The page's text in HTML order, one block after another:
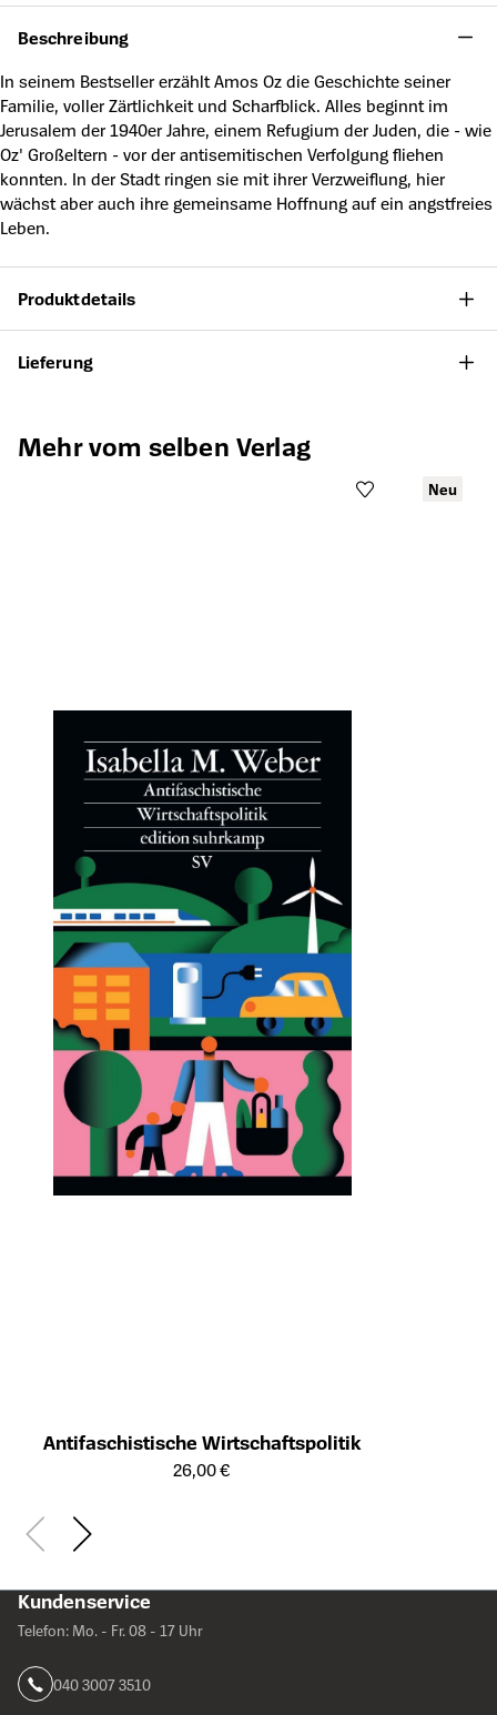
Beschreibung
In seinem Bestseller erzählt Amos Oz die Geschichte seiner
Familie, voller Zärtlichkeit und Scharfblick. Alles beginnt im
Jerusalem der 1940er Jahre, einem Refugium der Juden, die - wie
Oz' Großeltern - vor der antisemitischen Verfolgung fliehen
konnten. In der Stadt ringen sie mit ihrer Verzweiflung, hier
wächst aber auch ihre gemeinsame Hoffnung auf ein angstfreies
Leben.
Produktdetails
Lieferung
Produktgalerie überspringen
Mehr vom selben Verlag
Antifaschistische Wirtschaftspolitik
Öffnet die Detailseite des Produkts
26,00 €
Neu
Kundenservice
Telefon: Mo. - Fr. 08 - 17 Uhr
040 3007 3510